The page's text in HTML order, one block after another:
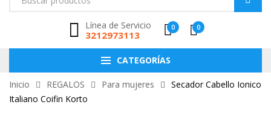
Línea de Servicio
3212973113
0 0
CATEGORÍAS
Inicio REGALOS Para mujeres
Secador Cabello Ionico
Italiano Coifin Korto